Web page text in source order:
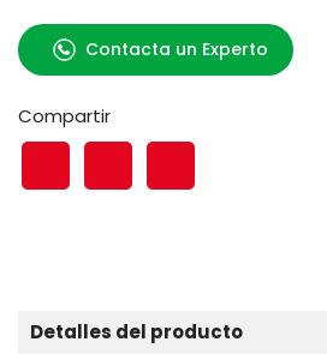
Contacta un Experto
Compartir
Detalles del producto